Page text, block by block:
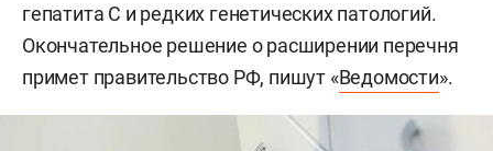
гепатита С и редких генетических патологий.
Окончательное решение о расширении перечня
примет правительство РФ, пишут «Ведомости».